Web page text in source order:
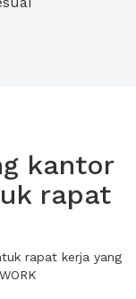
kantor
rapat
rapat kerja yang